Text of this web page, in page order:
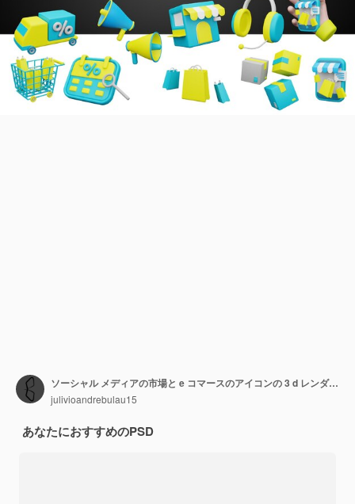
ソーシャル メディアの市場と e コマースのアイコンの 3 d レンダリング
julivioandrebulau15
あなたにおすすめのPSD